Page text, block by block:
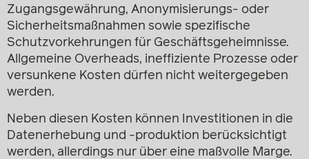
Zugangsgewährung, Anonymisierungs- oder
Sicherheitsmaßnahmen sowie spezifische
Schutzvorkehrungen für Geschäftsgeheimnisse.
Allgemeine Overheads, ineffiziente Prozesse oder
versunkene Kosten dürfen nicht weitergegeben
werden.
Neben diesen Kosten können Investitionen in die
Datenerhebung und -produktion berücksichtigt
werden, allerdings nur über eine maßvolle Marge.